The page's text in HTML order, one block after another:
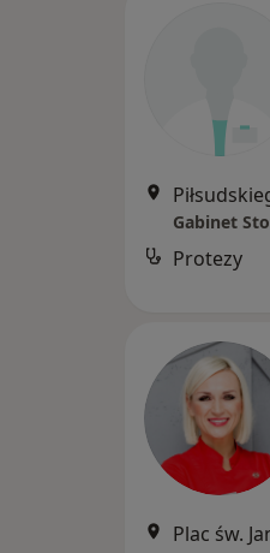
Gabinet
Protezy
Plac św.